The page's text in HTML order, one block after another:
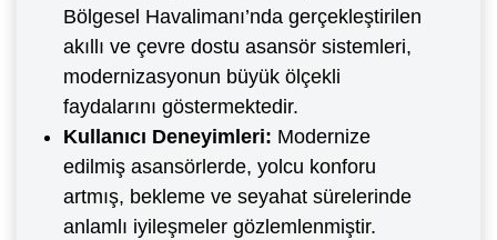
Bölgesel Havalimanı’nda gerçekleştirilen
akıllı ve çevre dostu asansör sistemleri,
modernizasyonun büyük ölçekli
faydalarını göstermektedir.
Kullanıcı Deneyimleri: Modernize
edilmiş asansörlerde, yolcu konforu
artmış, bekleme ve seyahat sürelerinde
anlamlı iyileşmeler gözlemlenmiştir.